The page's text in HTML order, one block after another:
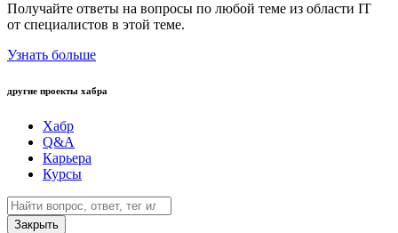
Получайте ответы на вопросы по любой теме из области IT
от специалистов в этой теме.
Узнать больше
другие проекты хабра
Хабр
Q&A
Карьера
Курсы
Закрыть